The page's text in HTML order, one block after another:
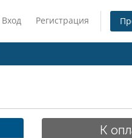
Вход Регистрация
К